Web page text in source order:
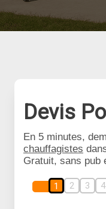
Devis
En 5 minutes,
chauffagistes
Gratuit, sans pub
1 2 3 4